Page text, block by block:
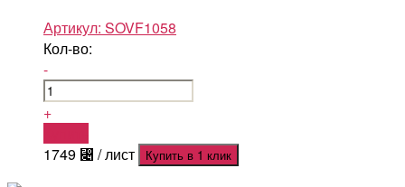
Артикул: SOVF1058
Кол-во:
-
+
1749 ⃄ / лист Купить в 1 клик